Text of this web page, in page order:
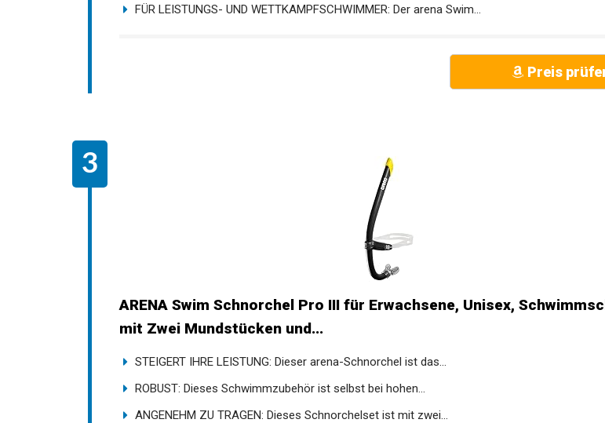
FÜR LEISTUNGS- UND WETTKAMPFSCHWIMMER: Der arena Swim...
Preis prüfen
ARENA Swim Schnorchel Pro III für Erwachsene, Unisex,
Schwimmschnorchel mit Zwei Mundstücken und...
STEIGERT IHRE LEISTUNG: Dieser arena-Schnorchel ist das...
ROBUST: Dieses Schwimmzubehör ist selbst bei hohen...
ANGENEHM ZU TRAGEN: Dieses Schnorchelset ist mit zwei...